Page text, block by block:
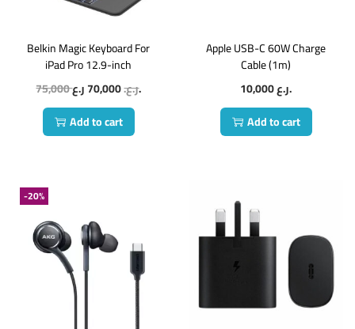
Belkin Magic Keyboard For
iPad Pro 12.9-inch
75,000
ر.ع.70,000
ر.ع.
Add to cart
Apple USB-C 60W Charge
Cable (1m)
10,000
ر.ع.
Add to cart
-20%